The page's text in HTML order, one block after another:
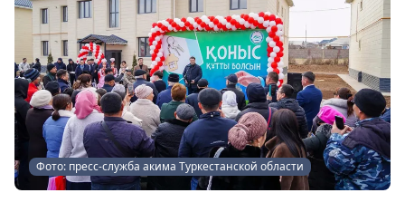
Фото: пресс-служба акима Туркестанской области